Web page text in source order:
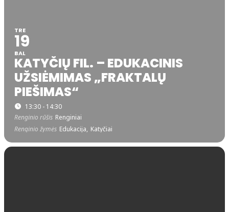
TRE
19
BAL
KATYČIŲ FIL. – EDUKACINIS
UŽSIĖMIMAS „FRAKTALŲ
PIEŠIMAS“
13:30 - 14:30
Renginio rūšis Renginiai
Renginio žymės Edukacija, Katyčiai